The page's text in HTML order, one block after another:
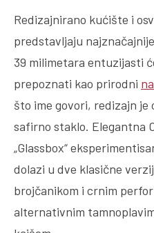
Redizajnirano kućište i
predstavljaju
39 milimetara entuzijasti
prepoznati kao prirodni
što ime govori, redizajn
safirno staklo. Elegantna
„Glassbox“
dolazi u dve klasične
brojčanikom i crnim
alternativnim